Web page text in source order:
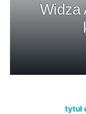
Widza
tytuł